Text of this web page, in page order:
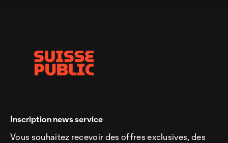
Inscription news service
Vous souhaitez recevoir des offres exclusives, des